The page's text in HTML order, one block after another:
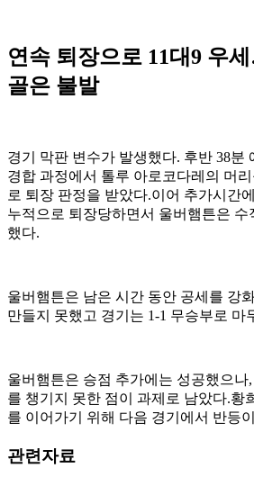
연속 퇴장으로 11대9 우
골은 불발
경기 막판 변수가 발생했다. 후반 38분
경합 과정에서 톨루 아로코다레의 머
로 퇴장 판정을 받았다.이어 추가시간
누적으로 퇴장당하면서 울버햄튼은 수
했다.
울버햄튼은 남은 시간 동안 공세를 강
만들지 못했고 경기는 1-1 무승부로 마
울버햄튼은 승점 추가에는 성공했으나
를 챙기지 못한 점이 과제로 남았다.황
를 이어가기 위해 다음 경기에서 반등
관련자료